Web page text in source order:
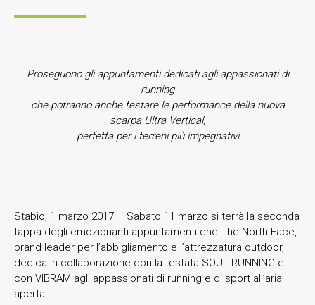
Proseguono gli appuntamenti dedicati agli appassionati di
running
che potranno anche testare le performance della nuova
scarpa Ultra Vertical,
perfetta per i terreni più impegnativi
Stabio, 1 marzo 2017 – Sabato 11 marzo si terrà la seconda
tappa degli emozionanti appuntamenti che The North Face,
brand leader per l’abbigliamento e l’attrezzatura outdoor,
dedica in collaborazione con la testata SOUL RUNNING e
con VIBRAM agli appassionati di running e di sport all’aria
aperta.